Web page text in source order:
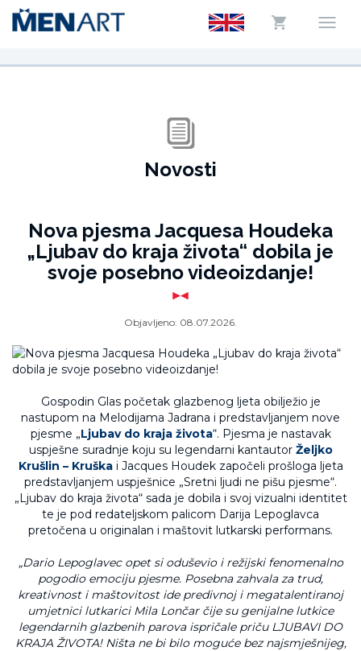
Novosti
Nova pjesma Jacquesa Houdeka
„Ljubav do kraja života“ dobila je
svoje posebno videoizdanje!
Objavljeno: 08.07.2026.
Gospodin Glas početak glazbenog ljeta obilježio je
nastupom na Melodijama Jadrana i predstavljanjem nove
pjesme „Ljubav do kraja života“. Pjesma je nastavak
uspješne suradnje koju su legendarni kantautor Željko
Krušlin – Kruškai Jacques Houdek započeli prošloga ljeta
predstavljanjem uspješnice „Sretni ljudi ne pišu pjesme“.
„Ljubav do kraja života“ sada je dobila i svoj vizualni identitet
te je pod redateljskom palicom Darija Lepoglavca
pretočena u originalan i maštovit lutkarski performans.
„Dario Lepoglavec opet si oduševio i režijski fenomenalno
pogodio emociju pjesme. Posebna zahvala za trud,
kreativnost i maštovitost ide predivnoj i megatalentiranoj
umjetnici lutkarici Mila Lončar čije su genijalne lutkice
legendarnih glazbenih parova ispričale priču LJUBAVI DO
KRAJA ŽIVOTA! Ništa ne bi bilo moguće bez najsmješnijeg,